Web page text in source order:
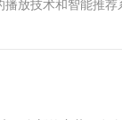
放技术和智能推